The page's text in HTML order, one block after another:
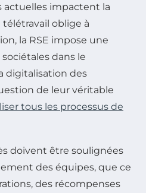
actuelles impactent la
télétravail oblige à
la RSE impose une
dans le
digitalisation des
de leur véritable
tous les processus de
doivent être soulignées
des équipes, que ce
des récompenses